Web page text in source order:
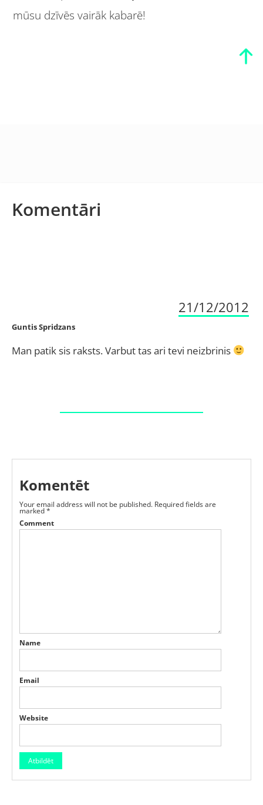
mūsu dzīvēs vairāk kabarē!
Komentāri
21/12/2012
Guntis Spridzans
Man patik sis raksts. Varbut tas ari tevi neizbrinis
Komentēt
Your email address will not be published. Required fields are
marked*
Comment
Name
Email
Website